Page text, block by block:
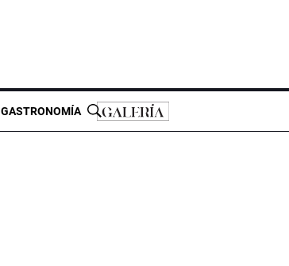
GASTRONOMÍA